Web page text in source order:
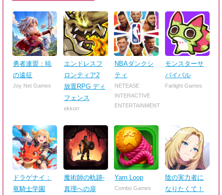
勇者連盟：暁
の遠征
Joy Net Games
エンドレスフ
ロンティア2
放置RPG ディ
フェンス
ekkorr
NBAダンクシ
ティ
NETEASE
INTERACTIVE
ENTERTAINMENT
モンスターサ
バイバル
Farlight Games
ドラゲナイ：
竜騎士学園
魔術師の軌跡-
真理への扉
Yarn Loop
Combo Games
陰の実力者に
なりたくて！